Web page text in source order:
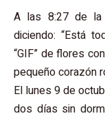
A las 8:27 de la
diciendo: “Está
“GIF” de flores
pequeño corazón
El lunes 9 de
dos días sin